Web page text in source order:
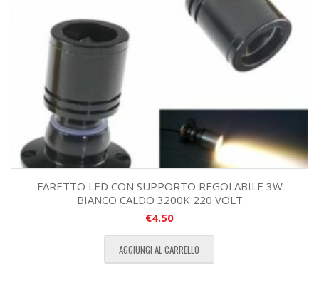
FARETTO LED CON SUPPORTO REGOLABILE 3W
BIANCO CALDO 3200K 220 VOLT
€4.50
AGGIUNGI AL CARRELLO